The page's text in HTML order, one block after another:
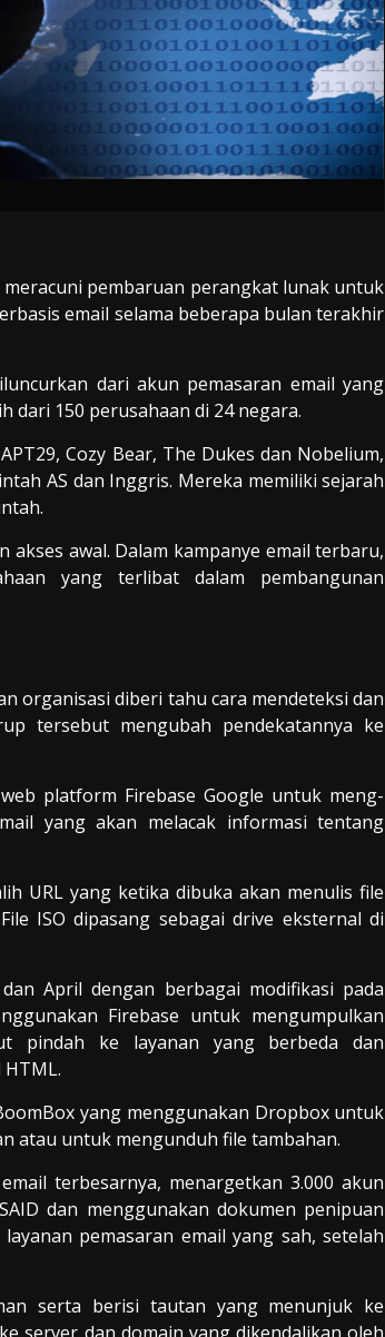
pembaruan perangkat lunak untuk
email selama beberapa bulan terakhir
dari akun pemasaran email yang
dari 150 perusahaan di 24 negara.
Cozy Bear, The Dukes dan Nobelium,
AS dan Inggris. Mereka memiliki sejarah
awal. Dalam kampanye email terbaru,
yang terlibat dalam pembangunan
organisasi diberi tahu cara mendeteksi dan
tersebut mengubah pendekatannya ke
platform Firebase Google untuk meng-
yang akan melacak informasi tentang
URL yang ketika dibuka akan menulis file
ISO dipasang sebagai drive eksternal di
April dengan berbagai modifikasi pada
Firebase untuk mengumpulkan
pindah ke layanan yang berbeda dan
yang menggunakan Dropbox untuk
atau untuk mengunduh file tambahan.
terbesarnya, menargetkan 3.000 akun
dan menggunakan dokumen penipuan
pemasaran email yang sah, setelah
serta berisi tautan yang menunjuk ke